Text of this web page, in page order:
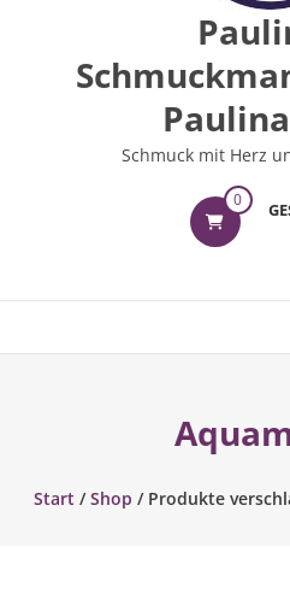
Schmuck mit Herz
0
Start /Shop / Produkte